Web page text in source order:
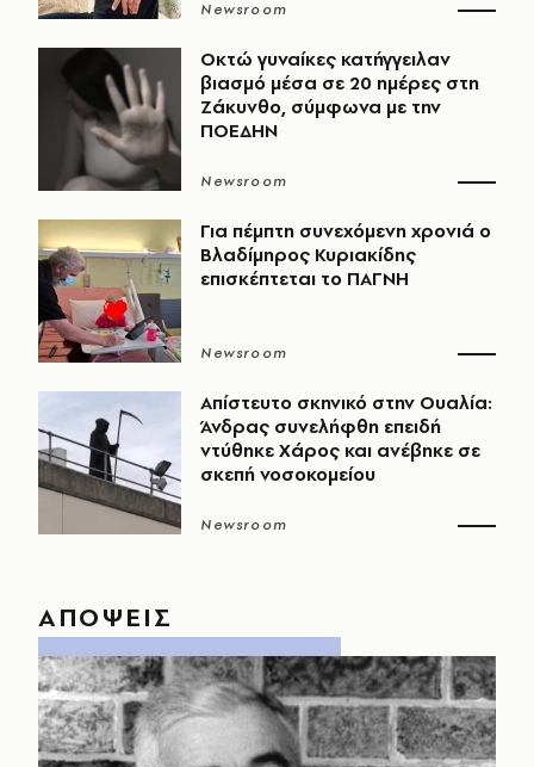
Newsroom
Οκτώ γυναίκες κατήγγειλαν
βιασμό μέσα σε 20 ημέρες στη
Ζάκυνθο, σύμφωνα με την
ΠΟΕΔΗΝ
Newsroom
Για πέμπτη συνεχόμενη χρονιά ο
Βλαδίμηρος Κυριακίδης
επισκέπτεται το ΠΑΓΝΗ
Newsroom
Απίστευτο σκηνικό στην Ουαλία:
Άνδρας συνελήφθη επειδή
ντύθηκε Χάρος και ανέβηκε σε
σκεπή νοσοκομείου
Newsroom
ΑΠΟΨΕΙΣ